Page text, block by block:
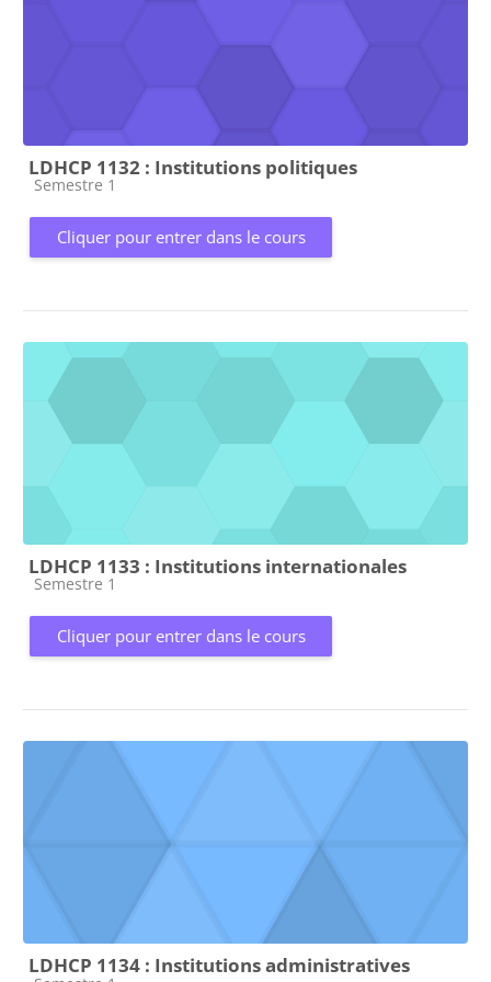
LDHCP 1132 : Institutions politiques
Catégorie de cours
Semestre 1
Cliquer pour entrer dans le cours
LDHCP 1133 : Institutions internationales
Catégorie de cours
Semestre 1
Cliquer pour entrer dans le cours
LDHCP 1134 : Institutions administratives